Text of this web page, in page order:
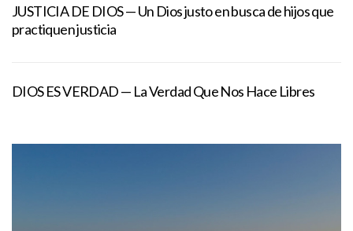
JUSTICIA DE DIOS — Un Dios justo en busca de hijos que
practiquen justicia
DIOS ES VERDAD — La Verdad Que Nos Hace Libres